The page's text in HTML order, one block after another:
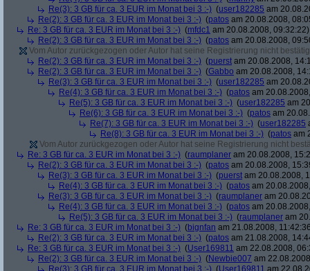
Re(3): 3 GB für ca. 3 EUR im Monat bei 3 :-) (user182285 am
Re(2): 3 GB für ca. 3 EUR im Monat bei 3 :-) (patos am 20.08.2008,
Re: 3 GB für ca. 3 EUR im Monat bei 3 :-) (mfdc1 am 20.08.2008, 09:32:22)
Re(2): 3 GB für ca. 3 EUR im Monat bei 3 :-) (patos am 20.08.2008,
Vom Autor zurückgezogen oder Autor hat seine Registrierung nicht
Re(2): 3 GB für ca. 3 EUR im Monat bei 3 :-) (puerst am 20.08.2008,
Re(2): 3 GB für ca. 3 EUR im Monat bei 3 :-) (Gabbo am 20.08.2008,
Re(3): 3 GB für ca. 3 EUR im Monat bei 3 :-) (user182285 am
Re(4): 3 GB für ca. 3 EUR im Monat bei 3 :-) (patos am
Re(5): 3 GB für ca. 3 EUR im Monat bei 3 :-) (user182285 am
Re(6): 3 GB für ca. 3 EUR im Monat bei 3 :-) (patos am
Re(7): 3 GB für ca. 3 EUR im Monat bei 3 :-) (user182285
Re(8): 3 GB für ca. 3 EUR im Monat bei 3 :-) (patos am
Vom Autor zurückgezogen oder Autor hat seine Registrierung nicht
Re: 3 GB für ca. 3 EUR im Monat bei 3 :-) (raumplaner am 20.08.2008,
Re(2): 3 GB für ca. 3 EUR im Monat bei 3 :-) (patos am 20.08.2008,
Re(3): 3 GB für ca. 3 EUR im Monat bei 3 :-) (puerst am 20.08.2008,
Re(4): 3 GB für ca. 3 EUR im Monat bei 3 :-) (patos am
Re(3): 3 GB für ca. 3 EUR im Monat bei 3 :-) (raumplaner am
Re(4): 3 GB für ca. 3 EUR im Monat bei 3 :-) (patos am
Re(5): 3 GB für ca. 3 EUR im Monat bei 3 :-) (raumplaner am
Re: 3 GB für ca. 3 EUR im Monat bei 3 :-) (bignfan am 21.08.2008,
Re(2): 3 GB für ca. 3 EUR im Monat bei 3 :-) (patos am 21.08.2008,
Re: 3 GB für ca. 3 EUR im Monat bei 3 :-) (User169811 am 22.08.2008,
Re(2): 3 GB für ca. 3 EUR im Monat bei 3 :-) (Newbie007 am
Re(3): 3 GB für ca. 3 EUR im Monat bei 3 :-) (User169811 am